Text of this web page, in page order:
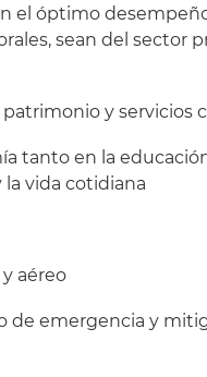
el óptimo
sean del sector
y servicios
tanto en la
vida cotidiana
aéreo
de emergencia y